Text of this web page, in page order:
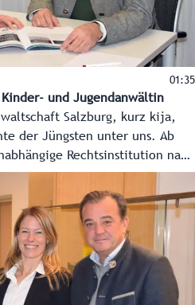
01:35
Kinder- und Jugendanwältin
Salzburg, kurz kija,
der Jüngsten unter uns. Ab
Rechtsinstitution nach
Die 40-jährige
Fellinger übernimmt das Amt
von Juristin und Mediatorin
Soziallandesrat Christian Pewny
Johanna